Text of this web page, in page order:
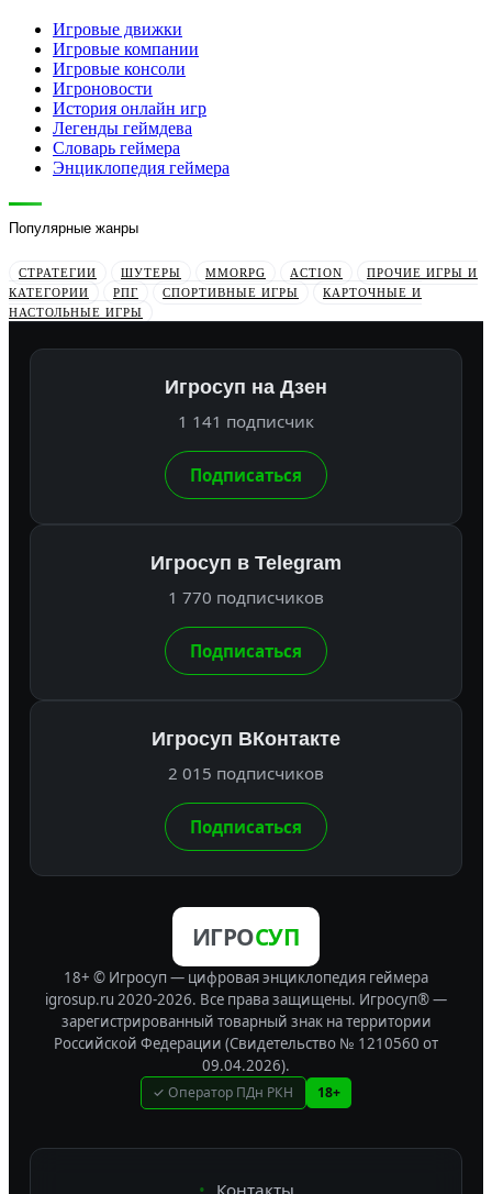
Игровые движки
Игровые компании
Игровые консоли
Игроновости
История онлайн игр
Легенды геймдева
Словарь геймера
Энциклопедия геймера
Популярные жанры
СТРАТЕГИИ ШУТЕРЫ MMORPG ACTION
ПРОЧИЕ ИГРЫ И
КАТЕГОРИИ
РПГ СПОРТИВНЫЕ ИГРЫ
КАРТОЧНЫЕ И
НАСТОЛЬНЫЕ ИГРЫ
Игросуп на Дзен
1 141 подписчик
Подписаться
Игросуп в Telegram
1 770 подписчиков
Подписаться
Игросуп ВКонтакте
2 015 подписчиков
Подписаться
ИГРОСУП
18+ © Игросуп — цифровая энциклопедия геймера
igrosup.ru 2020-2026. Все права защищены. Игросуп® —
зарегистрированный товарный знак на территории
Российской Федерации (Свидетельство № 1210560 от
09.04.2026).
✓ Оператор ПДн РКН 18+